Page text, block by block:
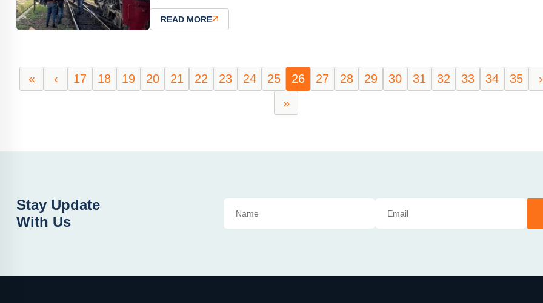
READ MORE
« ‹ 17 18 19 20 21 22 23 24 25 26 27 28 29 30 31 32 33 34 35
›
»
Stay Update
With Us